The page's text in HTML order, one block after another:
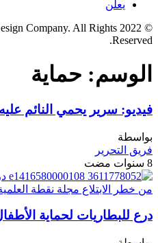
يعلن
Design Company. All Rights
Reserved.
الوسم: حماية
فيديو: سرير يحمي النائم
بواسطة
فريق التحرير
8 سنوات مضت
درع للبطاريات لحماية